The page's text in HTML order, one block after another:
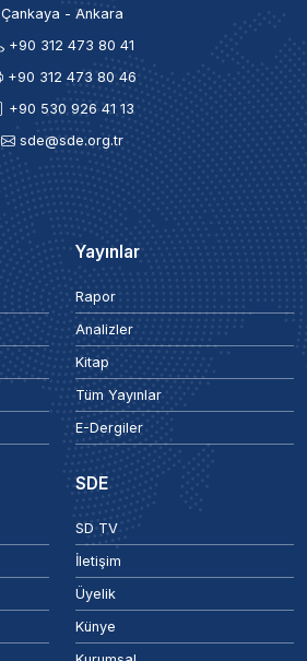
Çankaya - Ankara
+90 312 473 80 41
+90 312 473 80 46
+90 530 926 41 13
sde@sde.org.tr
Yayınlar
Rapor
Analizler
Kitap
Tüm Yayınlar
E-Dergiler
SDE
SD TV
İletişim
Üyelik
Künye